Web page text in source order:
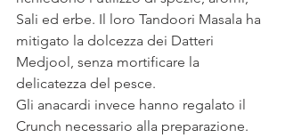
Sali ed erbe. Il loro Tandoori Masala ha
mitigato la dolcezza dei Datteri
Medjool, senza mortificare la
delicatezza del pesce.
Gli anacardi invece hanno regalato il
Crunch necessario alla preparazione.